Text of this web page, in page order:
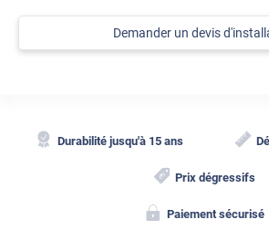
Demander un devis
Durabilité jusqu'à 15 ans
Prix dégressifs
Paiement sécurisé